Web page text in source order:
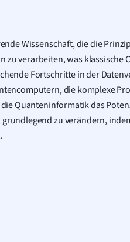
Wissenschaft, die die
verarbeiten, was klassische
Fortschritte in der
die komplexe
Quanteninformatik das
zu verändern,